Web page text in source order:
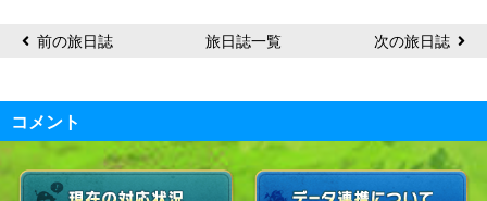
前の旅日誌 旅日誌一覧 次の旅日誌
コメント